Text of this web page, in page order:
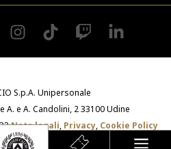
youtube instagramtiktok twitch
S.p.A. Unipersonale
A. e A. Candolini, 2 33100 Udine
Note legali, Privacy, Cookie Policy